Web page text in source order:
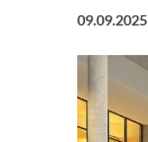
09.09.2025